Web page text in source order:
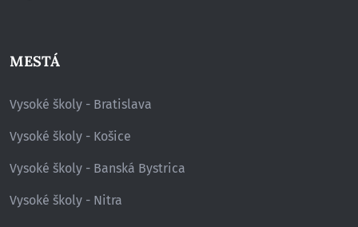
MESTÁ
Vysoké školy - Bratislava
Vysoké školy - Košice
Vysoké školy - Banská Bystrica
Vysoké školy - Nitra